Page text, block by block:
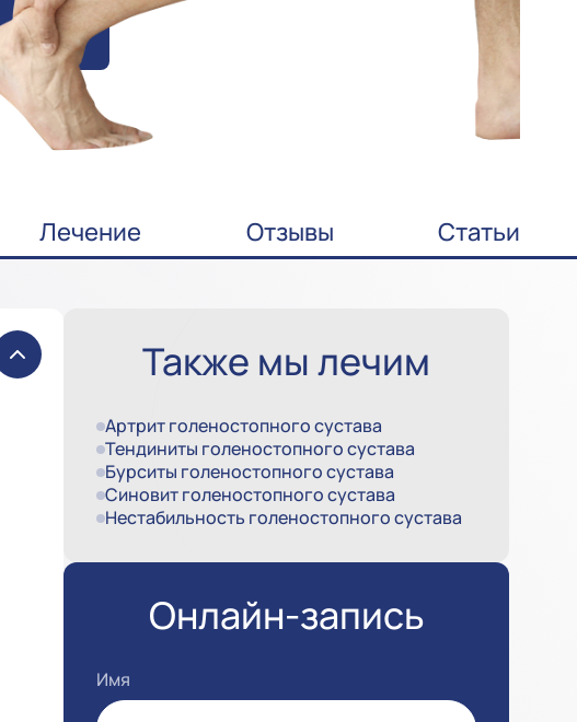
Лечение Отзывы Статьи
Также мы лечим
Артрит голеностопного сустава
Тендиниты голеностопного сустава
Бурситы голеностопного сустава
Синовит голеностопного сустава
Нестабильность голеностопного сустава
Онлайн-запись
Имя